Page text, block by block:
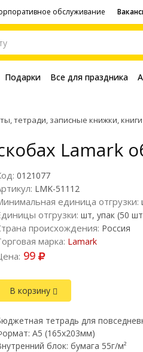
обслуживание
Подарки Все для праздника
тетради, записные книжки,
Lamark
0121077
LMK-51112
единица отгрузки:
отгрузки: шт, упак (50
происхождения: Россия
марка: Lamark
99
В корзину
тетрадь для
A5 (165х203мм)
блок: бумага 55г/м²